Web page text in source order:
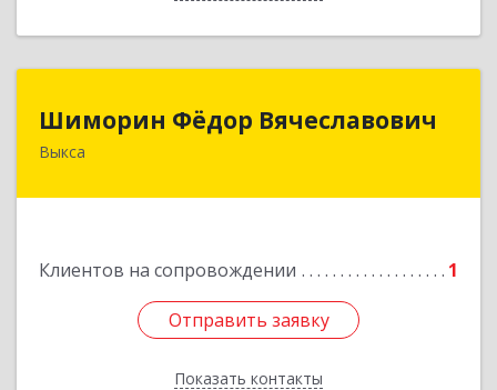
Шиморин Фёдор Вячеславович
Выкса
Клиентов на сопровождении 1
Отправить заявку
Показать контакты
Шиморин Фёдор Вячеславович
Отправить заявку
Назад